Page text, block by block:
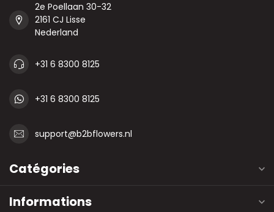
2e Poellaan 30-32
2161 CJ Lisse
Nederland
+31 6 8300 8125
+31 6 8300 8125
support@b2bflowers.nl
Catégories
Informations